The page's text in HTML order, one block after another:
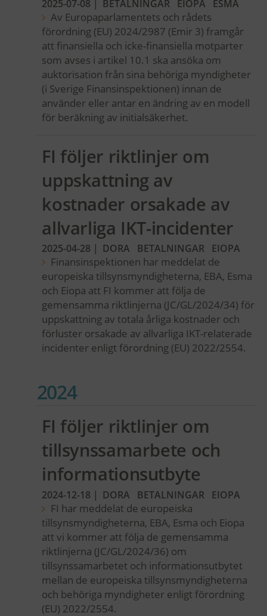
2025-07-08 BETALNINGAR EIOPA ESMA
Av Europaparlamentets och rådets
förordning (EU) 2024/2987 (Emir 3) framgår
att finansiella och icke-finansiella motparter
som avses i artikel 10.1 ska ansöka om
auktorisation från sina behöriga myndigheter
(i Sverige Finansinspektionen) innan de
använder eller antar en ändring av en modell
för beräkning av initialsäkerhet.
FI följer riktlinjer om
uppskattning av
kostnader orsakade av
allvarliga IKT-incidenter
2025-04-28 | DORA BETALNINGAR EIOPA
Finansinspektionen har meddelat de
europeiska tillsynsmyndigheterna, EBA, Esma
och Eiopa att FI kommer att följa de
gemensamma riktlinjerna (JC/GL/2024/34) för
uppskattning av totala årliga kostnader och
förluster orsakade av allvarliga IKT-relaterade
incidenter enligt förordning (EU) 2022/2554.
2024
FI följer riktlinjer om
tillsynssamarbete och
informationsutbyte
2024-12-18 | DORA BETALNINGAR EIOPA
FI har meddelat de europeiska
tillsynsmyndigheterna, EBA, Esma och Eiopa
att vi kommer att följa de gemensamma
riktlinjerna (JC/GL/2024/36) om
tillsynssamarbetet och informationsutbytet
mellan de europeiska tillsynsmyndigheterna
och behöriga myndigheter enligt förordning
(EU) 2022/2554.